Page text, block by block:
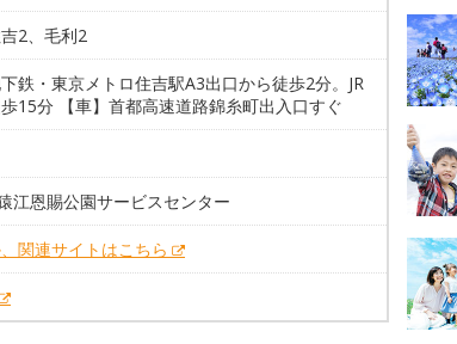
2、毛利2
下鉄・東京メトロ住吉駅A3出口から徒歩2分。JR
15分 【車】首都高速道路錦糸町出入口すぐ
江恩賜公園サービスセンター
関連サイトはこちら